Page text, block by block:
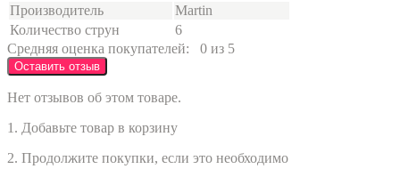
Производитель
Martin
Количество струн
6
Средняя оценка покупателей:
0 из 5
Оставить отзыв
Нет отзывов об этом товаре.
1. Добавьте товар в корзину
2. Продолжите покупки, если это необходимо